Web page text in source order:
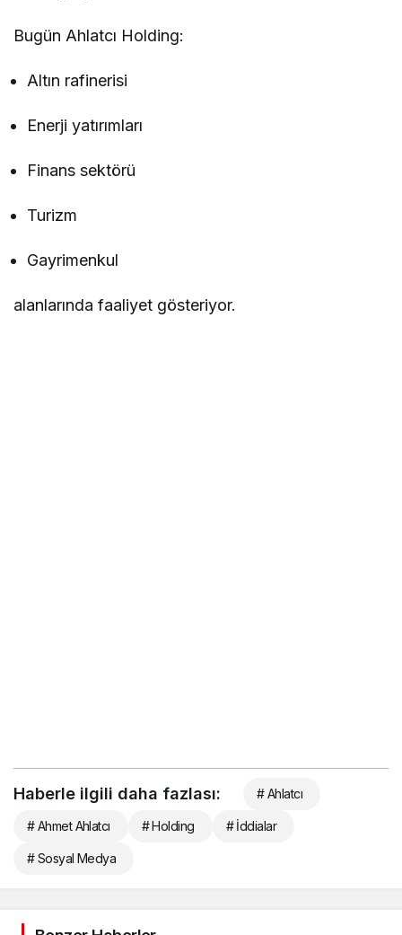
Bugün Ahlatcı Holding:
Altın rafinerisi
Enerji yatırımları
Finans sektörü
Turizm
Gayrimenkul
alanlarında faaliyet gösteriyor.
Haberle ilgili daha fazlası: # Ahlatcı
# Ahmet Ahlatcı # Holding # İddialar
# Sosyal Medya